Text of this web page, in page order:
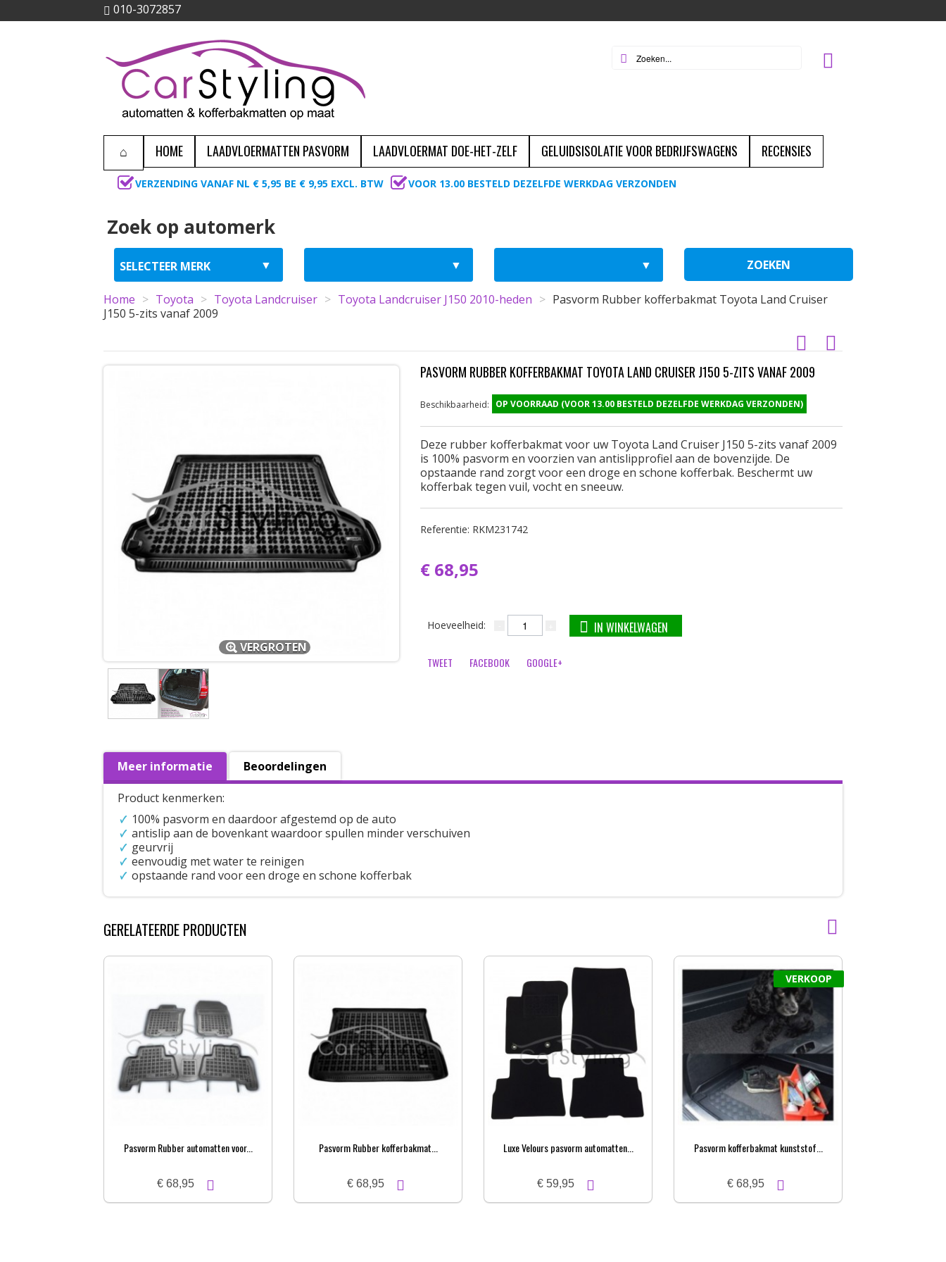
010-3072857
HOME LAADVLOERMATTEN PASVORM LAADVLOERMAT DOE-HET-ZELF GELUIDSISOLATIE VOOR BEDRIJFSWAGENS RECENSIES
VERZENDING VANAF NL € 5,95 BE € 9,95 EXCL. BTW VOOR 13.00 BESTELD DEZELFDE WERKDAG VERZONDEN
Zoek op automerk
ZOEKEN
Home > Toyota > Toyota Landcruiser > Toyota Landcruiser J150 2010-heden > Pasvorm Rubber kofferbakmat Toyota Land Cruiser
J150 5-zits vanaf 2009
VERGROTEN
PASVORM RUBBER KOFFERBAKMAT TOYOTA LAND CRUISER J150 5-ZITS VANAF 2009
Beschikbaarheid: OP VOORRAAD (VOOR 13.00 BESTELD DEZELFDE WERKDAG VERZONDEN)
Deze rubber kofferbakmat voor uw Toyota Land Cruiser J150 5-zits vanaf 2009
is 100% pasvorm en voorzien van antislipprofiel aan de bovenzijde. De
opstaande rand zorgt voor een droge en schone kofferbak. Beschermt uw
kofferbak tegen vuil, vocht en sneeuw.
Referentie: RKM231742
€ 68,95
Hoeveelheid: IN WINKELWAGEN
TWEET FACEBOOK GOOGLE+
Meer informatie Beoordelingen
Product kenmerken:
100% pasvorm en daardoor afgestemd op de auto
antislip aan de bovenkant waardoor spullen minder verschuiven
geurvrij
eenvoudig met water te reinigen
opstaande rand voor een droge en schone kofferbak
GERELATEERDE PRODUCTEN
Pasvorm Rubber automatten voor...
€ 68,95
Pasvorm Rubber kofferbakmat...
€ 68,95
Luxe Velours pasvorm automatten...
€ 59,95
VERKOOP
Pasvorm kofferbakmat kunststof...
€ 68,95